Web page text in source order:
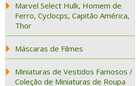
Marvel Select Hulk, Homem de
Ferro, Cyclocps, Capitão América,
Thor
Máscaras de Filmes
Miniaturas de Vestidos Famosos /
Coleção de Miniaturas de Roupa